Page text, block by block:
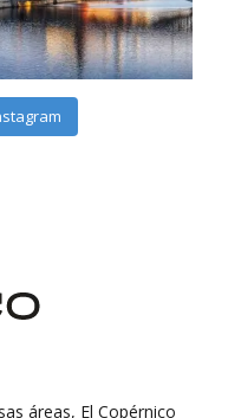
áreas, El Copérnico